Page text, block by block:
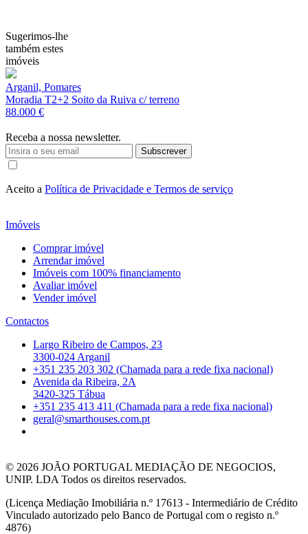
Sugerimos-lhe
também estes
imóveis
Arganil, Pomares
Moradia T2+2 Soito da Ruiva c/ terreno
88.000 €
Receba a nossa newsletter.
Subscrever
Aceito a Política de Privacidade e Termos de serviço
Imóveis
Comprar imóvel
Arrendar imóvel
Imóveis com 100% financiamento
Avaliar imóvel
Vender imóvel
Contactos
Largo Ribeiro de Campos, 23
3300-024 Arganil
+351 235 203 302 (Chamada para a rede fixa nacional)
Avenida da Ribeira, 2A
3420-325 Tábua
+351 235 413 411 (Chamada para a rede fixa nacional)
geral@smarthouses.com.pt
© 2026 JOÃO PORTUGAL MEDIAÇÃO DE NEGOCIOS,
UNIP. LDA Todos os direitos reservados.
(Licença Mediação Imobiliária n.º 17613 - Intermediário de Crédito
Vinculado autorizado pelo Banco de Portugal com o registo n.º
4876)